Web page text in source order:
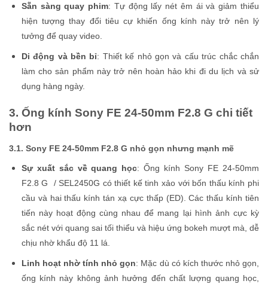
Sẵn sàng quay phim: Tự động lấy nét êm ái và giảm thiểu
hiện tượng thay đổi tiêu cự khiến ống kính này trở nên lý
tưởng để quay video.
Di động và bền bỉ: Thiết kế nhỏ gọn và cấu trúc chắc chắn
làm cho sản phẩm này trở nên hoàn hảo khi đi du lịch và sử
dụng hàng ngày.
3. Ống kính Sony FE 24-50mm F2.8 G chi tiết
hơn
3.1. Sony FE 24-50mm F2.8 G nhỏ gọn nhưng mạnh mẽ
Sự xuất sắc về quang học: Ống kính Sony FE 24-50mm
F2.8 G / SEL2450G có thiết kế tinh xảo với bốn thấu kính phi
cầu và hai thấu kính tán xạ cực thấp (ED). Các thấu kính tiên
tiến này hoạt động cùng nhau để mang lại hình ảnh cực kỳ
sắc nét với quang sai tối thiểu và hiệu ứng bokeh mượt mà, dễ
chịu nhờ khẩu độ 11 lá.
Linh hoạt nhờ tính nhỏ gọn: Mặc dù có kích thước nhỏ gọn,
ống kính này không ảnh hưởng đến chất lượng quang học,